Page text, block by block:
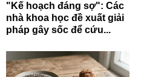
"Kế hoạch đáng sợ": Các
nhà khoa học đề xuất giải
pháp gây sốc để cứu...